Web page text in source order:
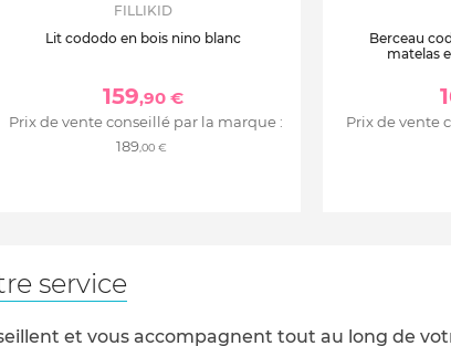
FILLIKID
Lit cododo en bois nino blanc
159,90 €
Prix de vente conseillé par la marque :
189,00 €
Berceau
matelas
Prix de vente
service
et vous accompagnent tout au long de